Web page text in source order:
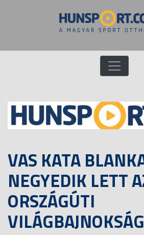
VAS KATA
NEGYEDIK LETT
ORSZÁGÚTI